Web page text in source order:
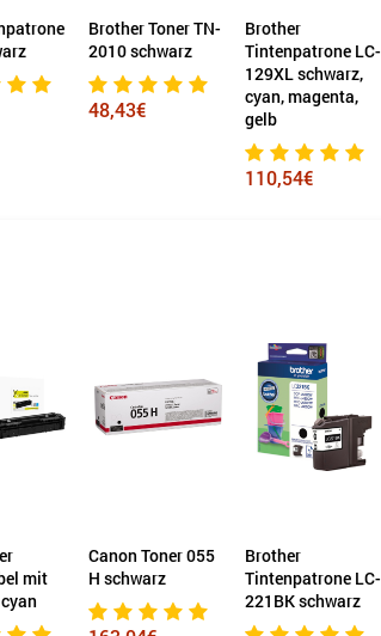
Brother Toner TN-
2010 schwarz
48,43€
Brother
Tintenpatrone LC-
129XL schwarz,
cyan, magenta,
gelb
110,54€
mit
Canon Toner 055
H schwarz
Brother
Tintenpatrone LC-
221BK schwarz